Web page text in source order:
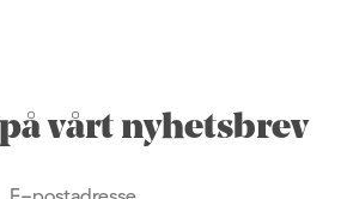
vårt nyhetsbrev